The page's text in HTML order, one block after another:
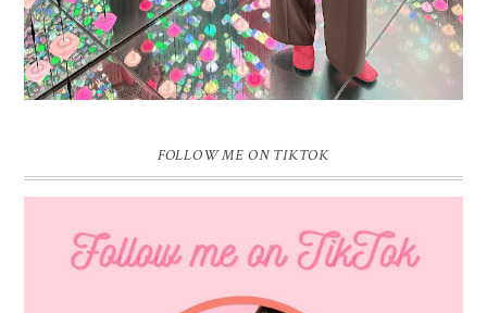
FOLLOW ME ON TIKTOK